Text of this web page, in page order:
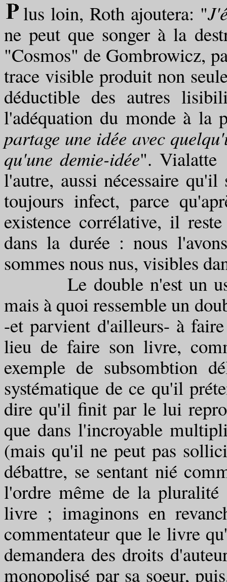
lus loin, Roth ajoutera: "
ne peut que songer à la
"Cosmos" de Gombrowicz,
trace visible produit non
déductible des autres
l'adéquation du monde à
partage une idée avec
qu'une demie-idée". Vialatte
l'autre, aussi nécessaire
toujours infect, parce
existence corrélative, il
dans la durée : nous
sommes nous nus, visibles
Le double n'est un
mais à quoi ressemble un
-et parvient d'ailleurs- à
lieu de faire son livre,
exemple de subsombtion
systématique de ce qu'il
dire qu'il finit par le lui
que dans l'incroyable
(mais qu'il ne peut pas
débattre, se sentant nié
l'ordre même de la pluralité
livre ; imaginons en
commentateur que le livre
demandera des droits
monopolisé par sa soeur,